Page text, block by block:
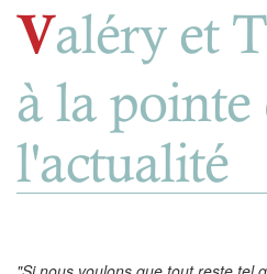
Valéry et
à la pointe
l'actualité